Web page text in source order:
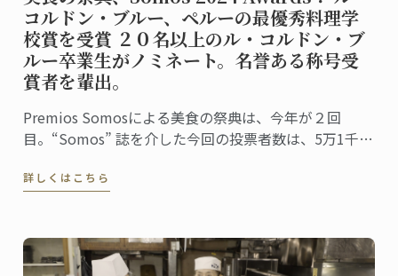
コルドン・ブルー、ペルーの最優秀料理学
校賞を受賞 ２０名以上のル・コルドン・ブ
ルー卒業生がノミネート。名誉ある称号受
賞者を輩出。
Premios Somosによる美食の祭典は、今年が２回
目。“Somos” 誌を介した今回の投票者数は、5万1千人
ラン、および関連企業を称え４０部門における受賞
詳しくはこちら